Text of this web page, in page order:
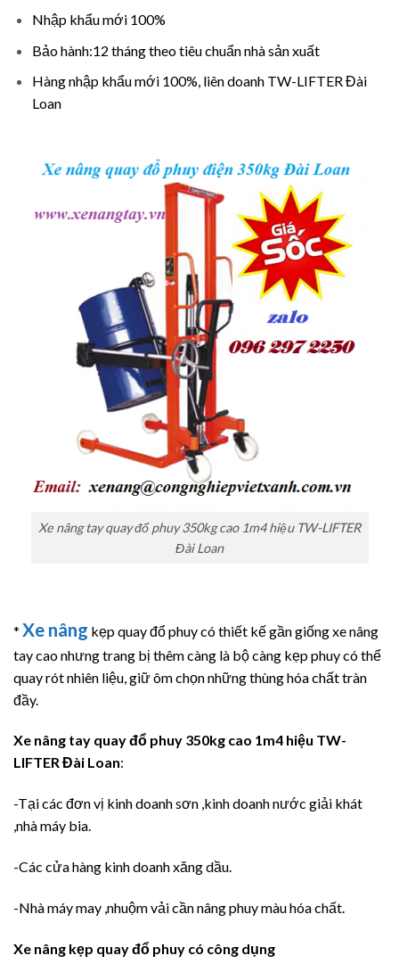
Nhập khẩu mới 100%
Bảo hành:12 tháng theo tiêu chuẩn nhà sản xuất
Hàng nhập khẩu mới 100%, liên doanh TW-LIFTER Đài
Loan
Xe nâng tay quay đổ phuy 350kg cao 1m4 hiệu TW-LIFTER
Đài Loan
* Xe nâng kẹp quay đổ phuy có thiết kế gần giống xe nâng
tay cao nhưng trang bị thêm càng là bộ càng kẹp phuy có thể
quay rót nhiên liệu, giữ ôm chọn những thùng hóa chất tràn
đầy.
Xe nâng tay quay đổ phuy 350kg cao 1m4 hiệu TW-
LIFTER Đài Loan:
-Tại các đơn vị kinh doanh sơn ,kinh doanh nước giải khát
,nhà máy bia.
-Các cửa hàng kinh doanh xăng dầu.
-Nhà máy may ,nhuộm vải cần nâng phuy màu hóa chất.
Xe nâng kẹp quay đổ phuy có công dụng